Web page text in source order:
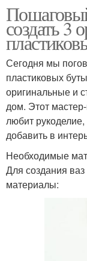
создать 3
Сегодня мы
пластиковых
оригинальные и
дом. Этот
любит рукоделие,
добавить в
Необходимые
Для создания
материалы: